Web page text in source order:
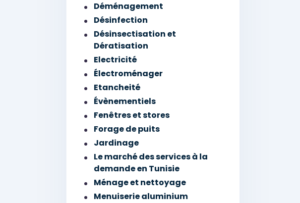
Déménagement
Désinfection
Désinsectisation et
Dératisation
Electricité
Électroménager
Etancheité
Évènementiels
Fenêtres et stores
Forage de puits
Jardinage
Le marché des services à la
demande en Tunisie
Ménage et nettoyage
Menuiserie aluminium